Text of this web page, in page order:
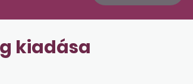
kiadása